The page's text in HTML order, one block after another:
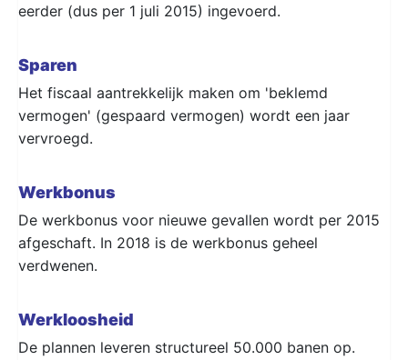
eerder (dus per 1 juli 2015) ingevoerd.
Sparen
Het fiscaal aantrekkelijk maken om 'beklemd
vermogen' (gespaard vermogen) wordt een jaar
vervroegd.
Werkbonus
De werkbonus voor nieuwe gevallen wordt per 2015
afgeschaft. In 2018 is de werkbonus geheel
verdwenen.
Werkloosheid
​De plannen leveren structureel 50.000 banen op.